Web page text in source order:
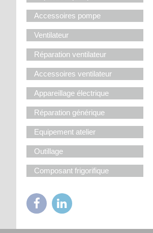
Accessoires pompe
Ventilateur
Réparation ventilateur
Accessoires ventilateur
Appareillage électrique
Réparation générique
Equipement atelier
Outillage
Composant frigorifique